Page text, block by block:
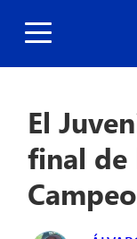
El
final de